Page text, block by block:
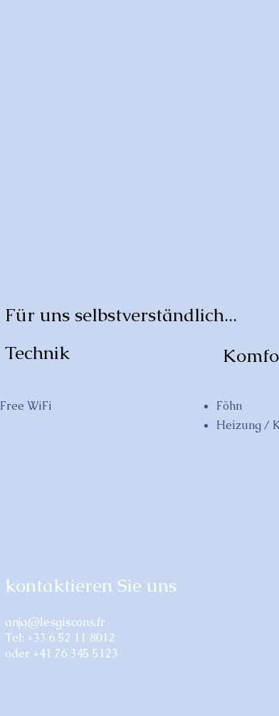
Technik
Free WiFi
Föhn
Heizung /
Für uns selbstverständlich...
kontaktieren Sie uns
anja@lesgiscons.fr
Tel: +33 6 52 11 8012
oder +41 76 345 5123